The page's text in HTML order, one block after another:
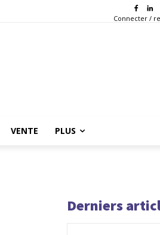
Connecter /
VENTE PLUS
Derniers